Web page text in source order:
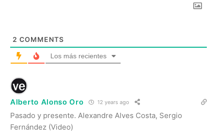
2 COMMENTS
Los más recientes
Alberto Alonso Oro 12 years ago
Pasado y presente. Alexandre Alves Costa, Sergio
Fernández (Video)